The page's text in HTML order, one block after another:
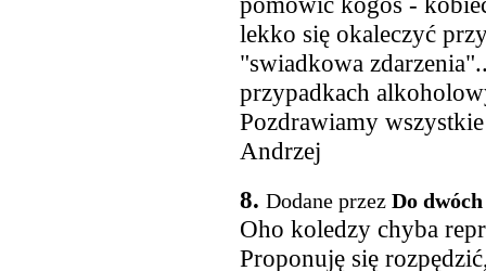
lekko się okaleczyć
"swiadkowa
przypadkach
Pozdrawiamy
Andrzej
8. Dodane przez Do
Oho koledzy chyba
Proponuję się